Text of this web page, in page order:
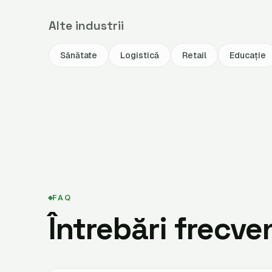
Alte industrii
Sănătate Logistică Retail Educație
FAQ
Întrebări